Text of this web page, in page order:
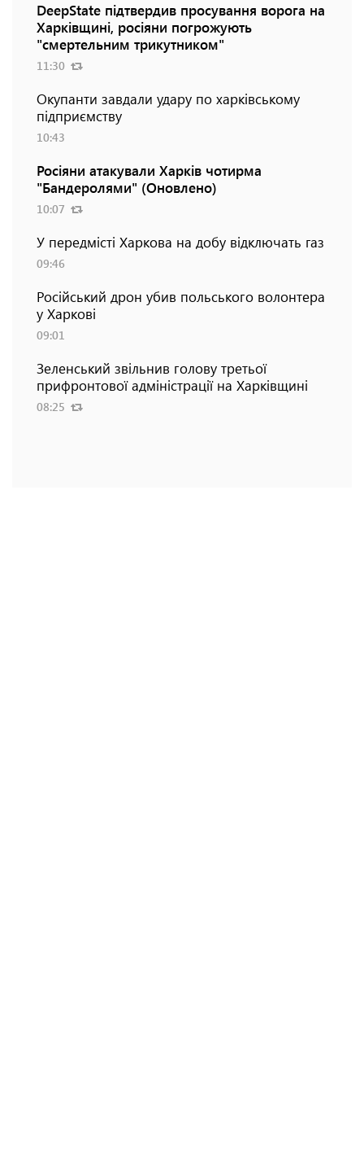
DeepState підтвердив просування ворога на
Харківщині, росіяни погрожують
"смертельним трикутником"
11:30
Окупанти завдали удару по харківському
підприємству
10:43
Росіяни атакували Харків чотирма
"Бандеролями" (Оновлено)
10:07
У передмісті Харкова на добу відключать газ
09:46
Російський дрон убив польського волонтера
у Харкові
09:01
Зеленський звільнив голову третьої
прифронтової адміністрації на Харківщині
08:25